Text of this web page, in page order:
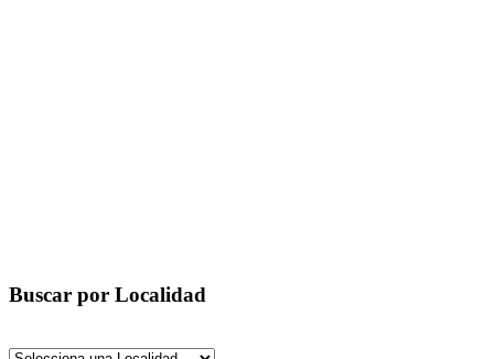
Buscar por Localidad